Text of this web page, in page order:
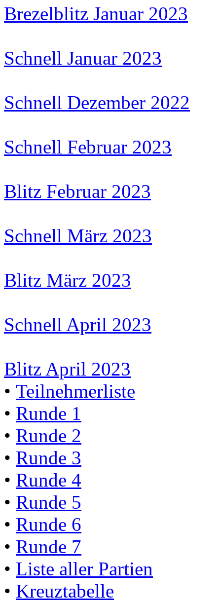
Brezelblitz Januar 2023
Schnell Januar 2023
Schnell Dezember 2022
Schnell Februar 2023
Blitz Februar 2023
Schnell März 2023
Blitz März 2023
Schnell April 2023
Blitz April 2023
• Teilnehmerliste
• Runde 1
• Runde 2
• Runde 3
• Runde 4
• Runde 5
• Runde 6
• Runde 7
• Liste aller Partien
• Kreuztabelle